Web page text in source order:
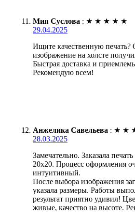
Мия Суслова : ★ ★ ★ ★ ★
29.04.2025
Ищите качественную печать?
изображение на холсте
Быстрая доставка и
Рекомендую всем!
Анжелика Савельева : ★ ★
28.03.2025
Замечательно. Заказала
20х20. Процесс оформления
интуитивный.
После выбора изображения
указала размеры. Работы
результат приятно удивил!
живые, качество на высоте.